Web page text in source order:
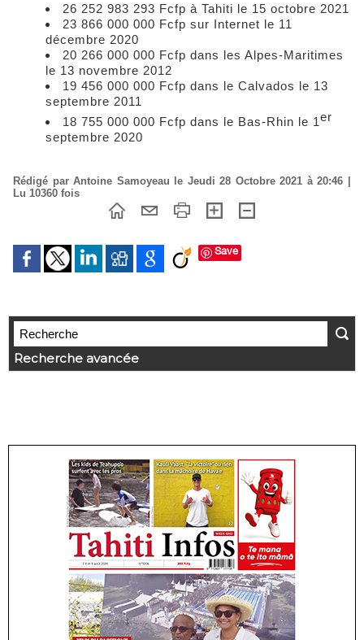
26 252 983 293 Fcfp à Tahiti le 15 octobre 2021
23 866 000 000 Fcfp sur Internet le 11
décembre 2020
20 266 000 000 Fcfp dans les Alpes-Maritimes
le 13 novembre 2012
19 456 000 000 Fcfp dans le Calvados le 13
septembre 2011
18 755 000 000 Fcfp dans le Bas-Rhin le 1er
septembre 2020
Rédigé par Antoine Samoyeau le Jeudi 28 Octobre 2021 à 20:46 |
Lu 10360 fois
Save
Recherche avancée